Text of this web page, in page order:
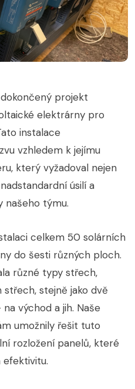
projekt
elektrárny pro
instalace
vzhledem k jejímu
který vyžadoval nejen
úsilí a
našeho týmu.
celkem 50 solárních
do šesti různých ploch.
různé typy střech,
stejně jako dvě
východ a jih. Naše
umožnily řešit tuto
rozložení panelů, které
efektivitu.